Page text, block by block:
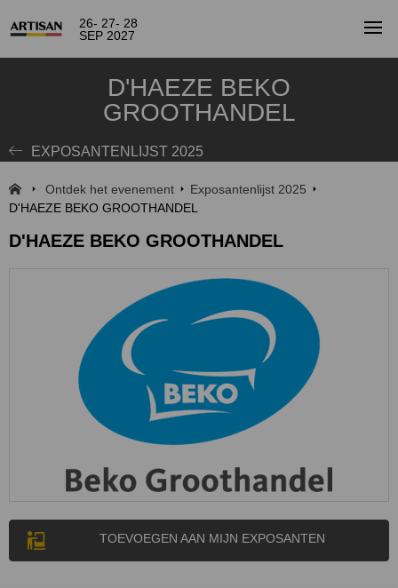
26- 27- 28
SEP 2027
D'HAEZE BEKO
GROOTHANDEL
EXPOSANTENLIJST 2025
Ontdek het evenement
Exposantenlijst 2025
D'HAEZE BEKO GROOTHANDEL
D'HAEZE BEKO GROOTHANDEL
TOEVOEGEN AAN MIJN EXPOSANTEN